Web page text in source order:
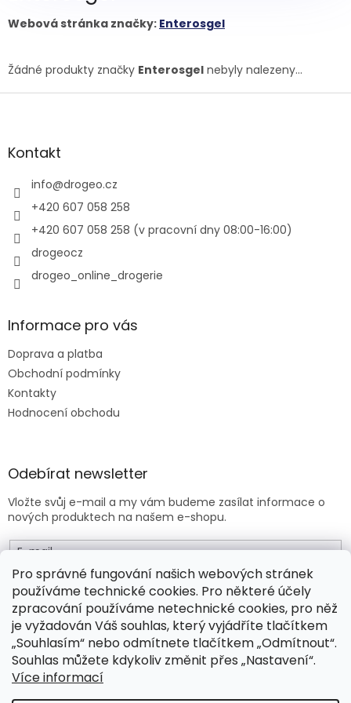
Pro správné fungování našich webových stránek
používáme technické cookies. Pro některé účely
zpracování používáme netechnické cookies, pro něž
je vyžadován Váš souhlas, který vyjádříte tlačítkem
„Souhlasím“ nebo odmítnete tlačítkem „Odmítnout“.
Souhlas můžete kdykoliv změnit přes „Nastavení“.
Více informací
Webová stránka značky: Enterosgel
Žádné produkty značky Enterosgel nebyly nalezeny...
Z
aKontakt
info@drogeo.cz
+420 607 058 258
+420 607 058 258 (v pracovní dny 08:00-16:00)
drogeocz
drogeo_online_drogerie
Informace pro vás
Doprava a platba
Obchodní podmínky
Kontakty
Hodnocení obchodu
Odebírat newsletter
Vložte svůj e-mail a my vám budeme zasílat informace o
nových produktech na našem e-shopu.
E-mail
Vložením e-mailu souhlasíte sobchodními podmínkami .
PŘIHLÁSIT SE